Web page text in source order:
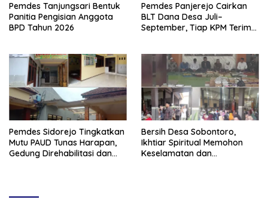
Pemdes Tanjungsari Bentuk
Panitia Pengisian Anggota
BPD Tahun 2026
Pemdes Panjerejo Cairkan
BLT Dana Desa Juli–
September, Tiap KPM Terima
Pemdes Sidorejo Tingkatkan
Mutu PAUD Tunas Harapan,
Gedung Direhabilitasi dan
Bersih Desa Sobontoro,
Ikhtiar Spiritual Memohon
Keselamatan dan